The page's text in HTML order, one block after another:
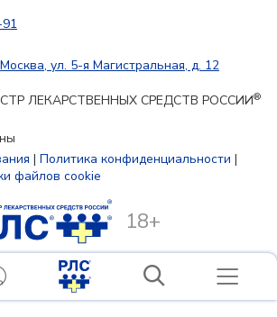
ул. 5-я Магистральная, д. 12
ЛЕКАРСТВЕННЫХ СРЕДСТВ РОССИИ®
| Политика конфиденциальности |
файлов cookie
18+